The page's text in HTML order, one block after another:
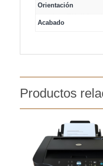
Orientación
Acabado
Productos